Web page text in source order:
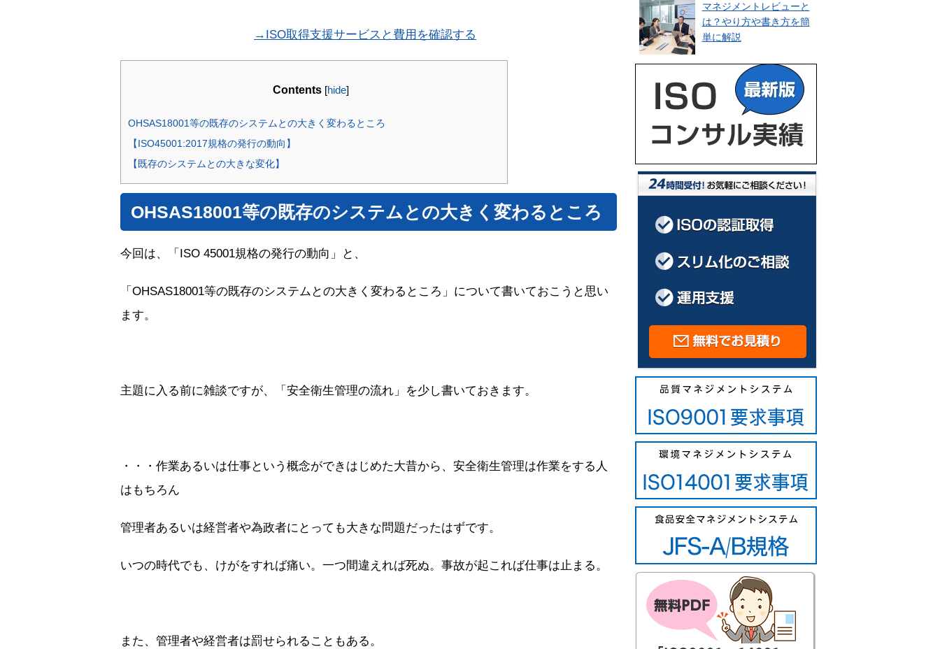
→ISO取得支援サービスと費用を確認する
Contents [hide]
OHSAS18001等の既存のシステムとの大きく変わるところ
【ISO45001:2017規格の発行の動向】
【既存のシステムとの大きな変化】
OHSAS18001等の既存のシステムとの大きく変わるところ
今回は、「ISO 45001規格の発行の動向」と、
「OHSAS18001等の既存のシステムとの大きく変わるところ」について書いておこうと思い
ます。
主題に入る前に雑談ですが、「安全衛生管理の流れ」を少し書いておきます。
・・・作業あるいは仕事という概念ができはじめた大昔から、安全衛生管理は作業をする人
はもちろん
管理者あるいは経営者や為政者にとっても大きな問題だったはずです。
いつの時代でも、けがをすれば痛い。一つ間違えれば死ぬ。事故が起これば仕事は止まる。
また、管理者や経営者は罰せられることもある。
マネジメントレビューと
は？やり方や書き方を簡
単に解説